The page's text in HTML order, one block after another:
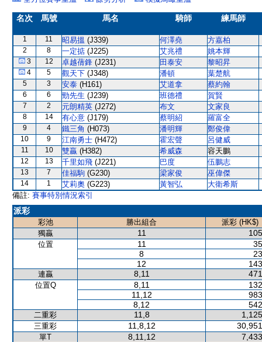
名次 馬號 馬名 騎師 練馬師
1 11 昭易搵 (J339) 何澤堯 方嘉柏
2 8 一定掂 (J225) 艾兆禮 姚本輝
3 12 卓越蒨鋒 (J231) 田泰安 黎昭昇
4 5 觀天下 (J348) 潘頓 葉楚航
5 3 安泰 (H161) 艾道拿 蔡約翰
6 6 勁先生 (J239) 班德禮 賀賢
7 2 元朗精英 (J272) 布文 文家良
8 14 有心意 (J179) 蔡明紹 羅富全
9 4 鐵三角 (H073) 潘明輝 鄭俊偉
10 9 江南勇士 (H472) 霍宏聲 呂健威
11 10 雙贏 (H382) 希威森 容天鵬
12 13 千里如飛 (J221) 巴度 伍鵬志
13 7 佳福駒 (G230) 梁家俊 巫偉傑
14 1 艾莉奧 (G223) 黃智弘
大衛希斯
備註: 賽事特別情況索引
派彩
彩池 勝出組合
派彩 (HK$)
獨贏
11
位置 11
8
12
連贏 8,11
位置Q 8,11
11,12
8,12
二重彩 11,8
三重彩 11,8,12
單T 8,11,12